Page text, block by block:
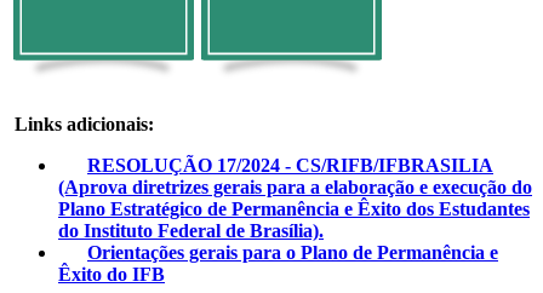
Links adicionais:
RESOLUÇÃO 17/2024 - CS/RIFB/IFBRASILIA
(Aprova diretrizes gerais para a elaboração e execução do
Plano Estratégico de Permanência e Êxito dos Estudantes
do Instituto Federal de Brasília).
Orientações gerais para o Plano de Permanência e
Êxito do IFB